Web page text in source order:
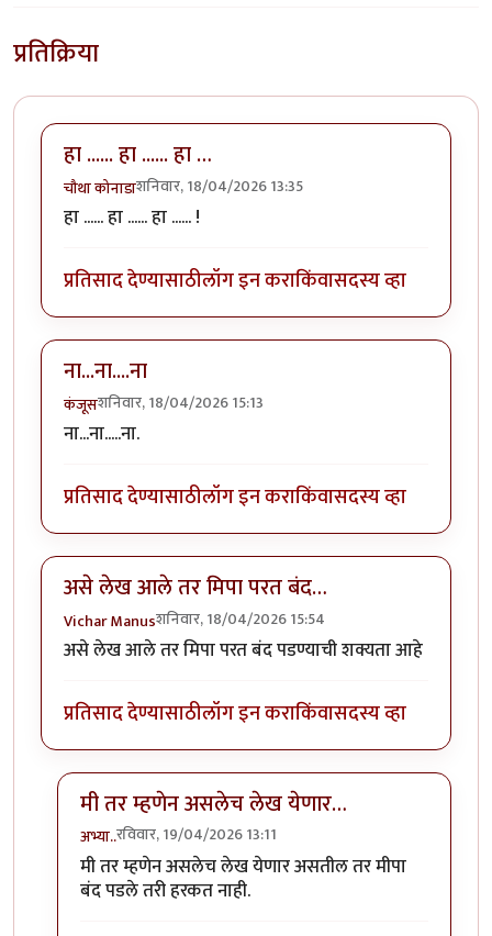
प्रतिक्रिया
हा ...... हा ...... हा …
चौथा कोनाडाशनिवार, 18/04/2026 13:35
हा ...... हा ...... हा ...... !
प्रतिसाद देण्यासाठीलॉग इन कराकिंवासदस्य व्हा
ना...ना....ना
कंजूसशनिवार, 18/04/2026 15:13
ना...ना.....ना.
प्रतिसाद देण्यासाठीलॉग इन कराकिंवासदस्य व्हा
असे लेख आले तर मिपा परत बंद…
Vichar Manusशनिवार, 18/04/2026 15:54
असे लेख आले तर मिपा परत बंद पडण्याची शक्यता आहे
प्रतिसाद देण्यासाठीलॉग इन कराकिंवासदस्य व्हा
मी तर म्हणेन असलेच लेख येणार…
अभ्या..रविवार, 19/04/2026 13:11
In reply toअसे लेख आले तर मिपा परत बंद…by
मी तर म्हणेन असलेच लेख येणार असतील तर मीपा
बंद पडले तरी हरकत नाही.